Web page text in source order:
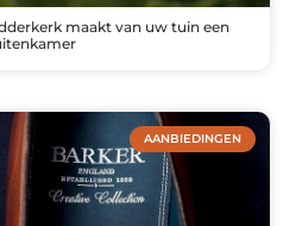
maakt van uw tuin een
AANBIEDINGEN